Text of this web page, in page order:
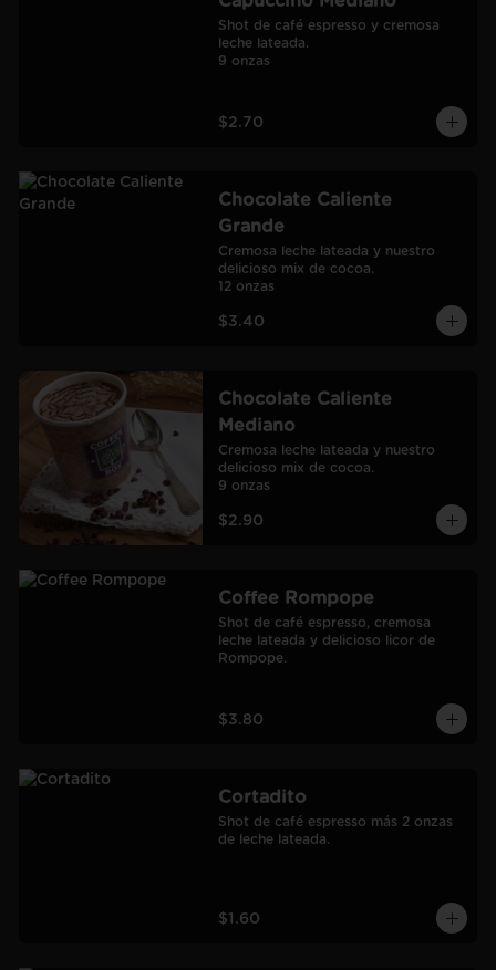
Shot de café espresso y cremosa
leche lateada.
9 onzas
$2.70
Chocolate Caliente
Grande
Cremosa leche lateada y nuestro
delicioso mix de cocoa.
12 onzas
$3.40
Chocolate Caliente
Mediano
Cremosa leche lateada y nuestro
delicioso mix de cocoa.
9 onzas
$2.90
Coffee Rompope
Shot de café espresso, cremosa
leche lateada y delicioso licor de
Rompope.
$3.80
Cortadito
Shot de café espresso más 2 onzas
de leche lateada.
$1.60